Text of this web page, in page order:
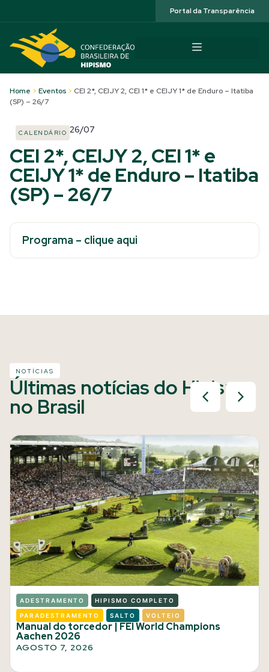
Portal da Transparência
Home > Eventos > CEI 2*, CEIJY 2, CEI 1* e CEIJY 1* de Enduro – Itatiba
(SP) – 26/7
CALENDÁRIO 26/07
CEI 2*, CEIJY 2, CEI 1* e
CEIJY 1* de Enduro – Itatiba
(SP) – 26/7
Programa – clique aqui
NOTÍCIAS
Últimas notícias do Hipismo
no Brasil
ADESTRAMENTO HIPISMO COMPLETO
PARADESTRAMENTO SALTO VOLTEIO
Manual do torcedor | FEI World Champions
Aachen 2026
AGOSTO 7, 2026